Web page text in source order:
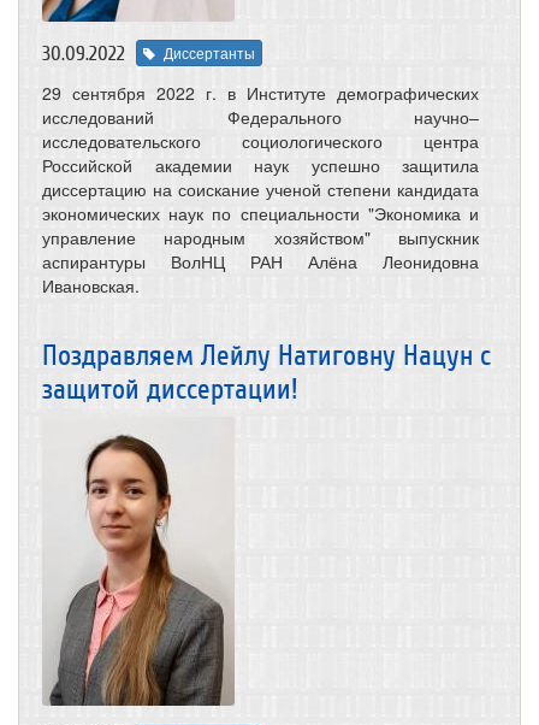
30.09.2022 Диссертанты
29 сентября 2022 г. в Институте демографических
исследований Федерального научно–
исследовательского социологического центра
Российской академии наук успешно защитила
диссертацию на соискание ученой степени кандидата
экономических наук по специальности "Экономика и
управление народным хозяйством" выпускник
аспирантуры ВолНЦ РАН Алёна Леонидовна
Ивановская.
Поздравляем Лейлу Натиговну Нацун с
защитой диссертации!